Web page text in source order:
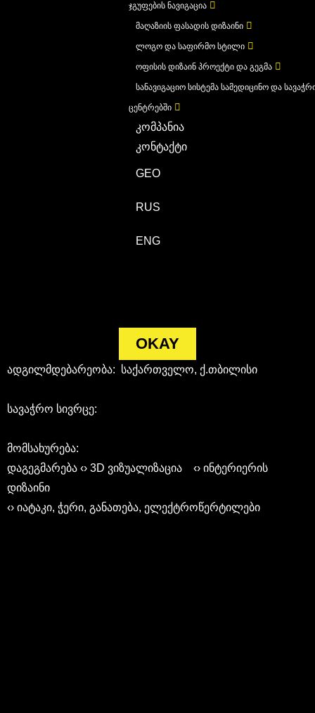
ჯგუფების ნავიგაცია
მაღაზიის ფასადის დიზაინი
ლოგო და საფირმო სტილი
ოფისის დიზაინ პროექტი და გეგმა
სანავიგაციო სისტემა სამედიცინო და
ცენტრებში
კომპანია
კონტაქტი
GEO
RUS
ENG
OKAY
ადგილმდებარეობა: საქართველო, ქ.თბილისი
სავაჭრო სივრცე:
მომსახურება:
დაგეგმარება ‹› 3D ვიზუალიზაცია ‹› ინტერიერის
დიზაინი
‹› იატაკი, ჭერი, განათება, ელექტროწერტილები